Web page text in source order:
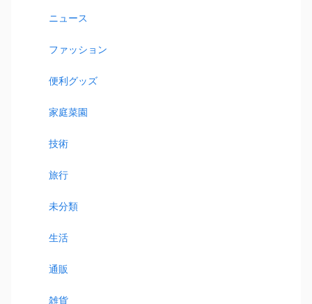
ニュース
ファッション
便利グッズ
家庭菜園
技術
旅行
未分類
生活
通販
雑貨